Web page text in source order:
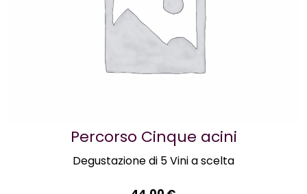
Percorso Cinque acini
Degustazione di 5 Vini a scelta